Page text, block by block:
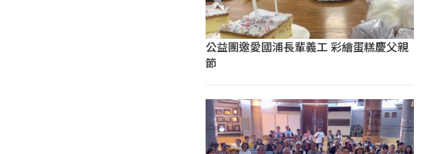
公益團邀愛國浦長輩義工 彩繪蛋糕慶父親
節